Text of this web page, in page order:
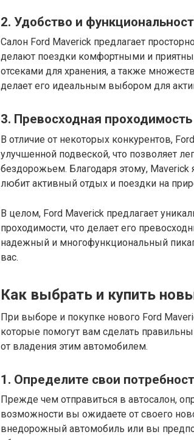
2. Удобство и
Салон Ford Maverick предлагает
делают поездки комфортными и
отсеками для хранения, а также
делает его идеальным выбором для
3. Превосходная проходимость
В отличие от некоторых конкурентов,
улучшенной подвеской, что позволяет
бездорожьем. Благодаря этому,
любит активный отдых и поездки на
В целом, Ford Maverick предлагает
проходимости, что делает его
надежный и многофункциональный
вас.
Как выбрать и купить
При выборе и покупке нового Ford
которые помогут вам сделать
от владения этим автомобилем.
1. Определите свои
Прежде чем отправиться в автосалон,
возможности вы ожидаете от своего
внедорожный автомобиль или вы